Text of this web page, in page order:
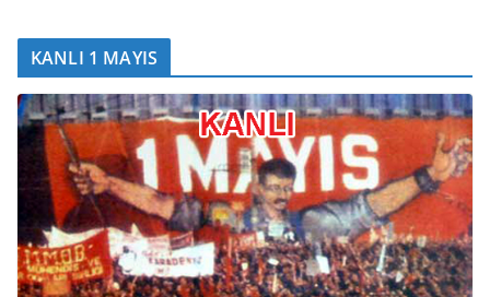
KANLI 1 MAYIS